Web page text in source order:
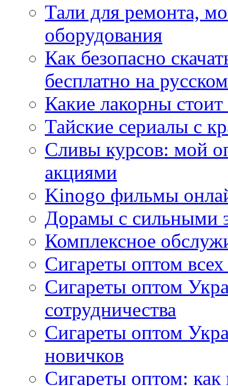
Тали для ремонта,
оборудования
Как безопасно
бесплатно на
Какие лакорны
Тайские сериалы с
Сливы курсов: мой
акциями
Kinogo фильмы
Дорамы с сильными
Комплексное
Сигареты оптом
Сигареты оптом
сотрудничества
Сигареты оптом
новичков
Сигареты оптом: